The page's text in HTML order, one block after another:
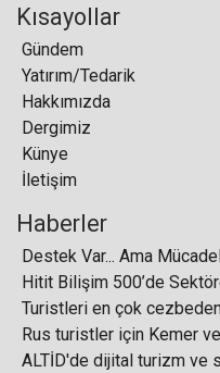
Türkiye’nin Önde
İzmir Marriott İş
Kısayollar
Gündem
Yatırım/Tedarik
Hakkımızda
Dergimiz
Künye
İletişim
Haberler
Hitit Bilişim 500’de
ALTİD'de dijital turizm ve